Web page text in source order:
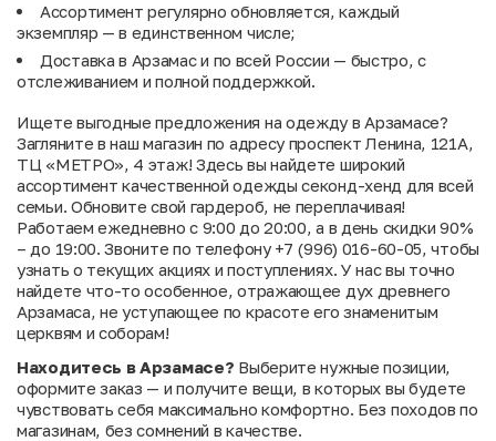
Ассортимент регулярно обновляется, каждый
экземпляр — в единственном числе;
Доставка в Арзамас и по всей России — быстро, с
отслеживанием и полной поддержкой.
Ищете выгодные предложения на одежду в Арзамасе?
Загляните в наш магазин по адресу проспект Ленина, 121А,
ТЦ «МЕТРО», 4 этаж! Здесь вы найдете широкий
ассортимент качественной одежды секонд-хенд для всей
семьи. Обновите свой гардероб, не переплачивая!
Работаем ежедневно с 9:00 до 20:00, а в день скидки 90%
– до 19:00. Звоните по телефону +7 (996) 016-60-05, чтобы
узнать о текущих акциях и поступлениях. У нас вы точно
найдете что-то особенное, отражающее дух древнего
Арзамаса, не уступающее по красоте его знаменитым
церквям и соборам!
Находитесь в Арзамасе? Выберите нужные позиции,
оформите заказ — и получите вещи, в которых вы будете
чувствовать себя максимально комфортно. Без походов по
магазинам, без сомнений в качестве.